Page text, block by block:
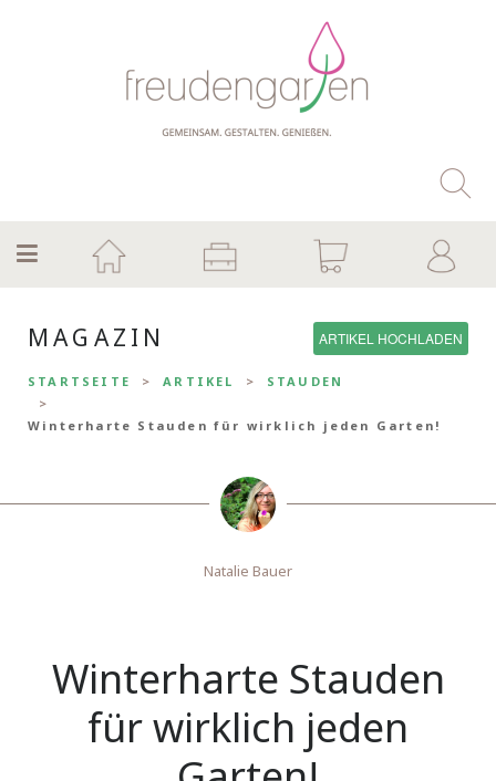
MAGAZIN ARTIKEL HOCHLADEN
STARTSEITE ARTIKEL STAUDEN
Winterharte Stauden für wirklich jeden Garten!
Natalie Bauer
Winterharte Stauden
für wirklich jeden